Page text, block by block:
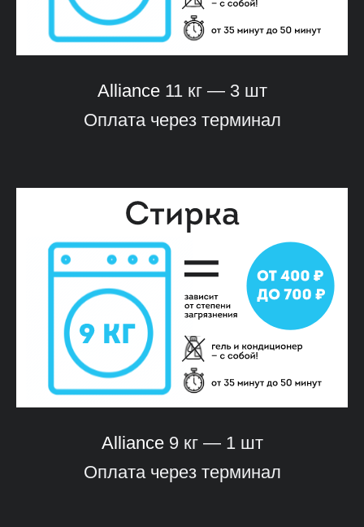
Alliance11 кг — 3 шт
Оплата через терминал
Alliance9 кг — 1 шт
Оплата через терминал